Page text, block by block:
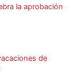
la aprobación
de